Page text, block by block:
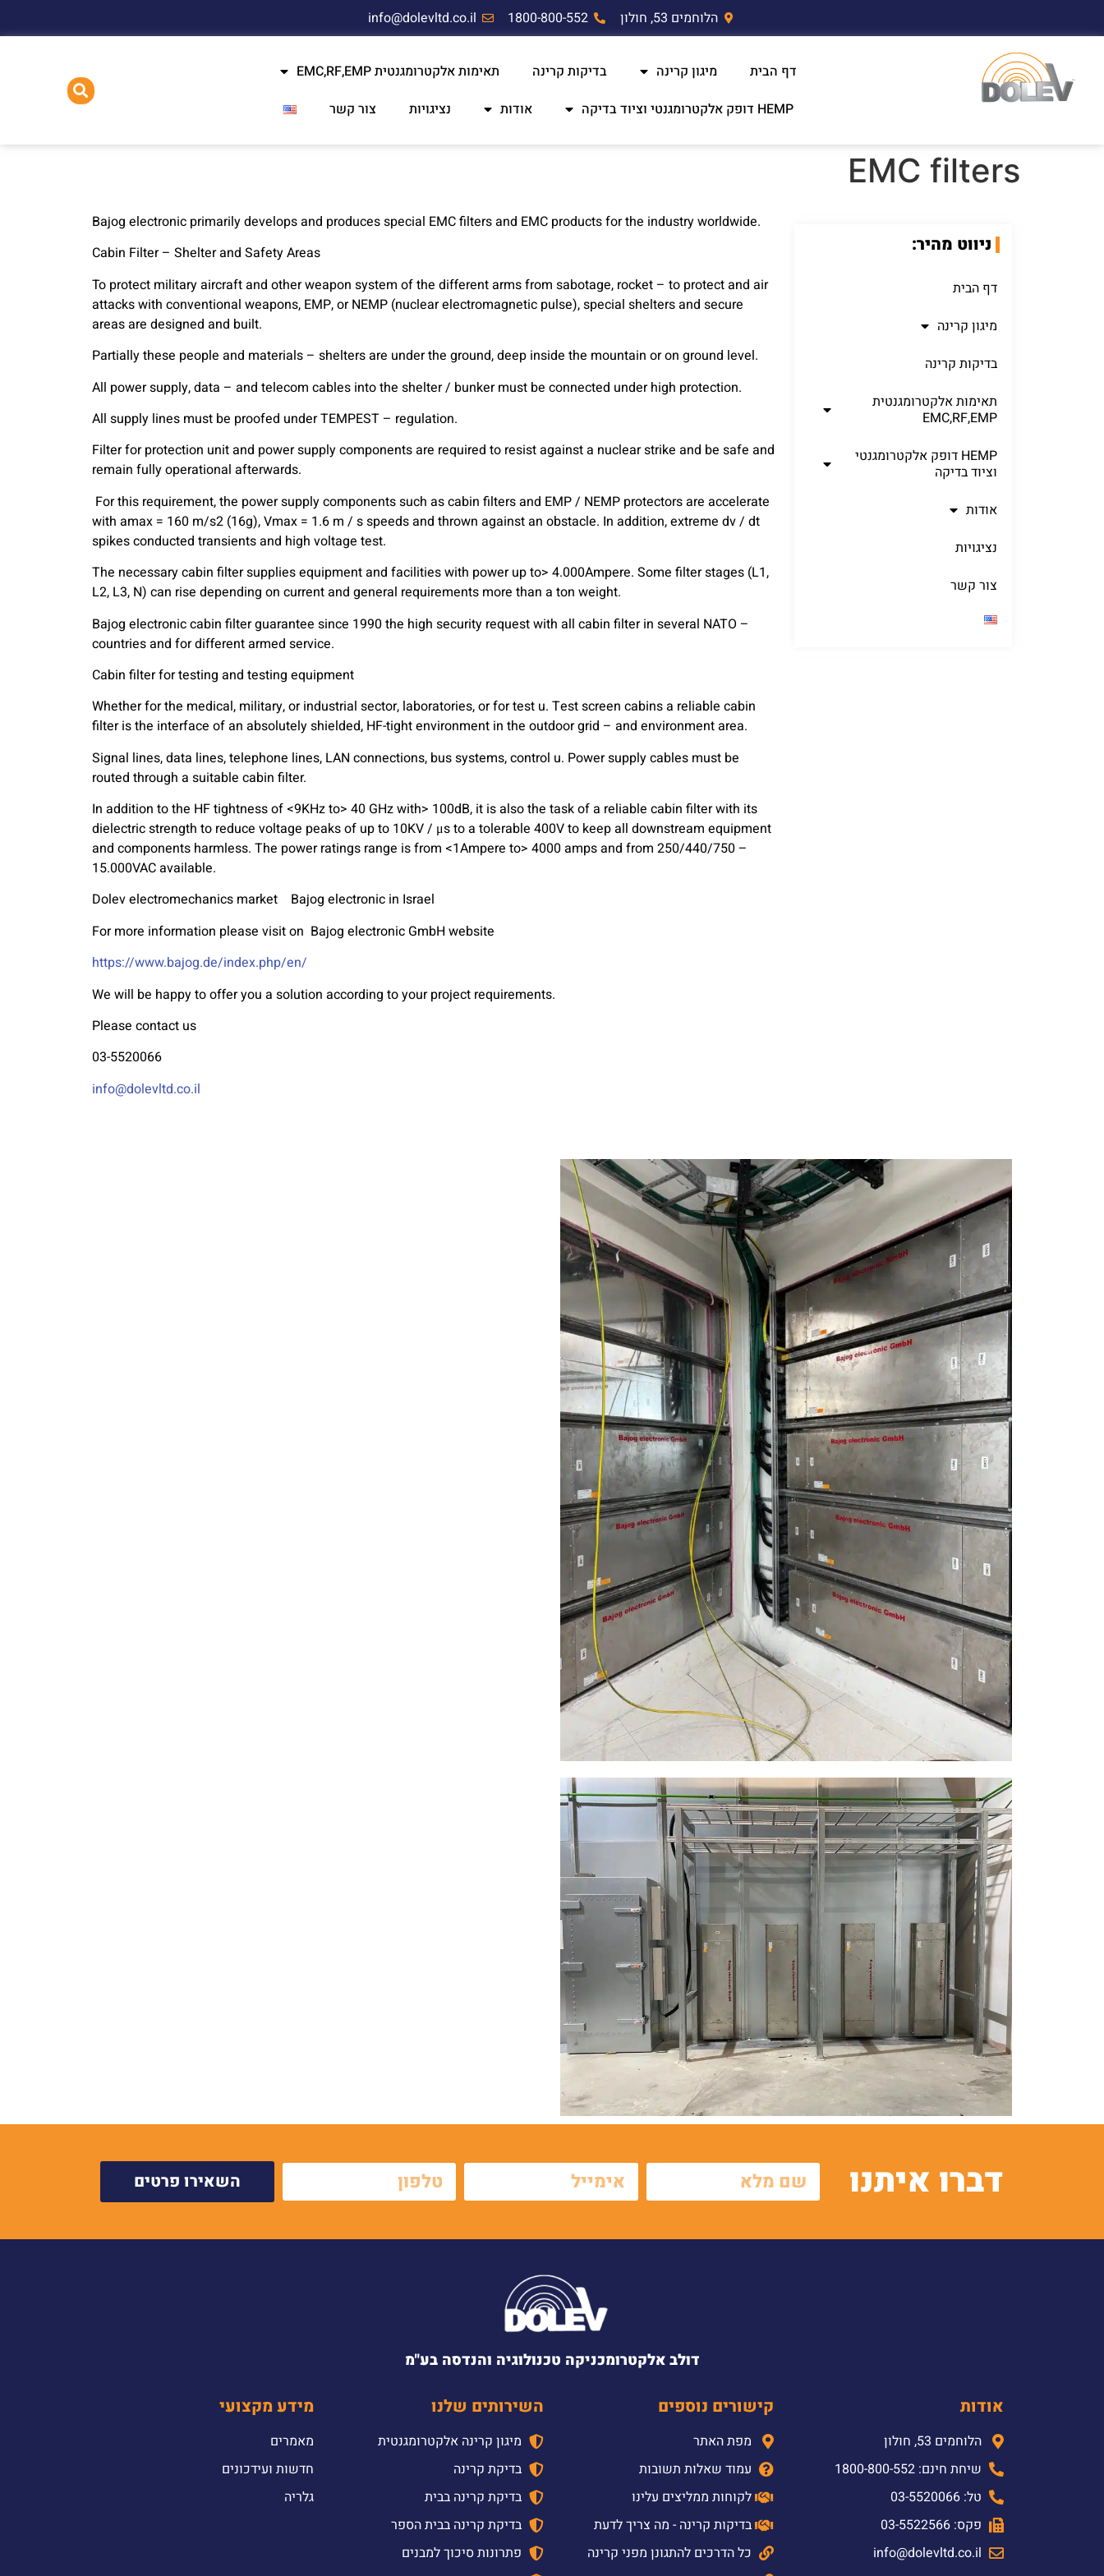
הלוחמים 53, חולון 1800-800-552
info@dolevltd.co.il
דף הבית מיגון קרינה בדיקות קרינה
תאימות אלקטרומגנטית EMC,RF,EMP
HEMP דופק אלקטרומגנטי וציוד בדיקה
אודות נציגויות צור קשר
EMC filters
ניווט מהיר:
דף הבית
מיגון קרינה
בדיקות קרינה
תאימות אלקטרומגנטית
EMC,RF,EMP
HEMP דופק אלקטרומגנטי
וציוד בדיקה
אודות
נציגויות
צור קשר
Bajog electronic primarily develops and produces special EMC filters and EMC products for the industry worldwide.
Cabin Filter – Shelter and Safety Areas
To protect military aircraft and other weapon system of the different arms from sabotage, rocket – to protect and air
attacks with conventional weapons, EMP, or NEMP (nuclear electromagnetic pulse), special shelters and secure
areas are designed and built.
Partially these people and materials – shelters are under the ground, deep inside the mountain or on ground level.
All power supply, data – and telecom cables into the shelter / bunker must be connected under high protection.
All supply lines must be proofed under TEMPEST – regulation.
Filter for protection unit and power supply components are required to resist against a nuclear strike and be safe and
remain fully operational afterwards.
For this requirement, the power supply components such as cabin filters and EMP / NEMP protectors are accelerate
with amax = 160 m/s2 (16g), Vmax = 1.6 m / s speeds and thrown against an obstacle. In addition, extreme dv / dt
spikes conducted transients and high voltage test.
The necessary cabin filter supplies equipment and facilities with power up to> 4.000Ampere. Some filter stages (L1,
L2, L3, N) can rise depending on current and general requirements more than a ton weight.
Bajog electronic cabin filter guarantee since 1990 the high security request with all cabin filter in several NATO –
countries and for different armed service.
Cabin filter for testing and testing equipment
Whether for the medical, military, or industrial sector, laboratories, or for test u. Test screen cabins a reliable cabin
filter is the interface of an absolutely shielded, HF-tight environment in the outdoor grid – and environment area.
Signal lines, data lines, telephone lines, LAN connections, bus systems, control u. Power supply cables must be
routed through a suitable cabin filter.
In addition to the HF tightness of <9KHz to> 40 GHz with> 100dB, it is also the task of a reliable cabin filter with its
dielectric strength to reduce voltage peaks of up to 10KV / μs to a tolerable 400V to keep all downstream equipment
and components harmless. The power ratings range is from <1Ampere to> 4000 amps and from 250/440/750 –
15.000VAC available.
Dolev electromechanics market Bajog electronic in Israel
For more information please visit on Bajog electronic GmbH website
https://www.bajog.de/index.php/en/
We will be happy to offer you a solution according to your project requirements.
Please contact us
03-5520066
info@dolevltd.co.il
דברו איתנו השאירו פרטים
דולב אלקטרומכניקה טכנולוגיה והנדסה בע"מ
אודות
הלוחמים 53, חולון
שיחת חינם: 1800-800-552
טל: 03-5520066
פקס: 03-5522566
info@dolevltd.co.il
קישורים נוספים
מפת האתר
עמוד שאלות תשובות
לקוחות ממליצים עלינו
בדיקות קרינה - מה צריך לדעת
כל הדרכים להתגונן מפני קרינה
השירותים שלנו
מיגון קרינה אלקטרומגנטית
בדיקת קרינה
בדיקת קרינה בבית
בדיקת קרינה בבית הספר
פתרונות סיכוך למבנים
מידע מקצועי
מאמרים
חדשות ועידכונים
גלריה